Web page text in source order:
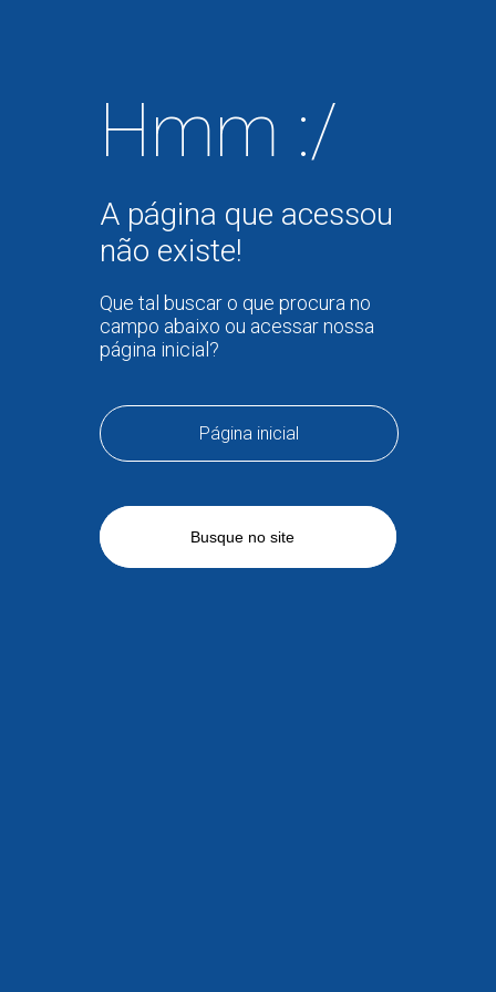
Hmm :/
A página que acessou
não existe!
Que tal buscar o que procura no
campo abaixo ou acessar nossa
página inicial?
Página inicial